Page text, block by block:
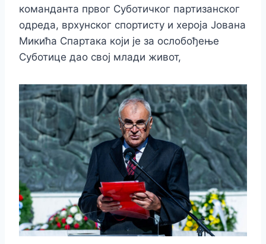
команданта првог Суботичког партизанског
одреда, врхунског спортисту и хероја Јована
Микића Спартака који је за ослобођење
Суботице дао свој млади живот,